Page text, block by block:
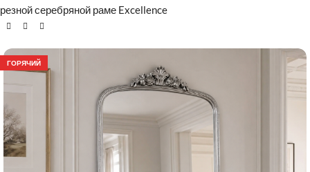
резной серебряной раме Excellence
ГОРЯЧИЙ